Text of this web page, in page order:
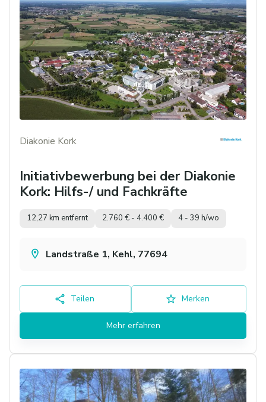
Diakonie Kork
Initiativbewerbung bei der Diakonie
Kork: Hilfs-/ und Fachkräfte
12,27 km entfernt 2.760 € - 4.400 € 4 - 39 h/wo
Landstraße 1, Kehl, 77694
Teilen Merken
Mehr erfahren